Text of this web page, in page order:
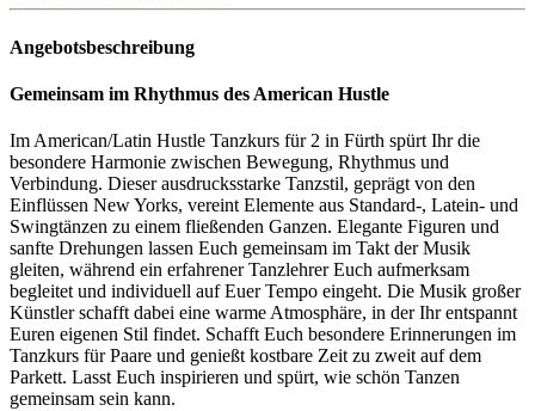
Angebotsbeschreibung
Gemeinsam im Rhythmus des American Hustle
Im American/Latin Hustle Tanzkurs für 2 in Fürth spürt Ihr die
besondere Harmonie zwischen Bewegung, Rhythmus und
Verbindung. Dieser ausdrucksstarke Tanzstil, geprägt von den
Einflüssen New Yorks, vereint Elemente aus Standard-, Latein- und
Swingtänzen zu einem fließenden Ganzen. Elegante Figuren und
sanfte Drehungen lassen Euch gemeinsam im Takt der Musik
gleiten, während ein erfahrener Tanzlehrer Euch aufmerksam
begleitet und individuell auf Euer Tempo eingeht. Die Musik großer
Künstler schafft dabei eine warme Atmosphäre, in der Ihr entspannt
Euren eigenen Stil findet. Schafft Euch besondere Erinnerungen im
Tanzkurs für Paare und genießt kostbare Zeit zu zweit auf dem
Parkett. Lasst Euch inspirieren und spürt, wie schön Tanzen
gemeinsam sein kann.